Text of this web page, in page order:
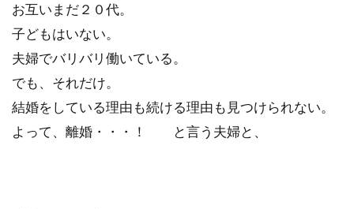
お互いまだ２０代。
子どもはいない。
夫婦でバリバリ働いている。
でも、それだけ。
結婚をしている理由も続ける理由も見つけられない。
よって、離婚・・・！ と言う夫婦と、